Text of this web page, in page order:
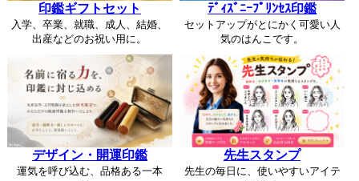
印鑑ギフトセット
入学、卒業、就職、成人、結婚、
出産などのお祝い用に。
ﾃﾞｨｽﾞﾆｰﾌﾟﾘﾝｾｽ印鑑
セットアップがとにかく可愛い人
気のはんこです。
デザイン・開運印鑑
運気を呼び込む、品格ある一本
先生スタンプ
先生の毎日に、使いやすいアイテ